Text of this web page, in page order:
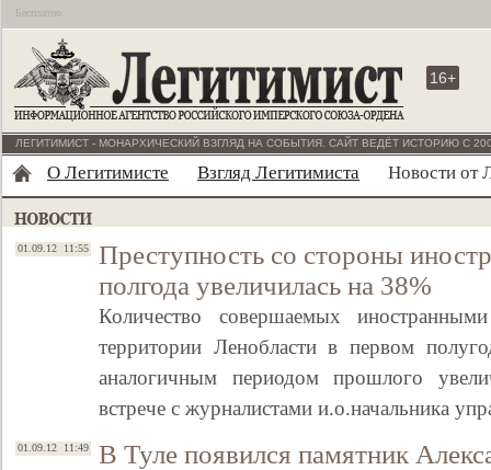
Бесплатно
16+
ЛЕГИТИМИСТ - МОНАРХИЧЕСКИЙ ВЗГЛЯД НА СОБЫТИЯ. САЙТ ВЕДЁТ ИСТОРИЮ С
О Легитимисте Взгляд Легитимиста Новости от
01.09.12 11:55
Преступность со стороны
полгода увеличилась на 38%
Количество совершаемых
территории Ленобласти в первом
аналогичным периодом прошлого
встрече с журналистами и.о.начальника
01.09.12 11:49 В Туле появился памятник